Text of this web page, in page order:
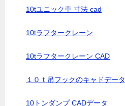
10tユニック車 寸法 cad
10tラフタークレーン
10tラフタークレーン CAD
１０ｔ吊フックのキャドデータ
10トンダンプ CADデータ